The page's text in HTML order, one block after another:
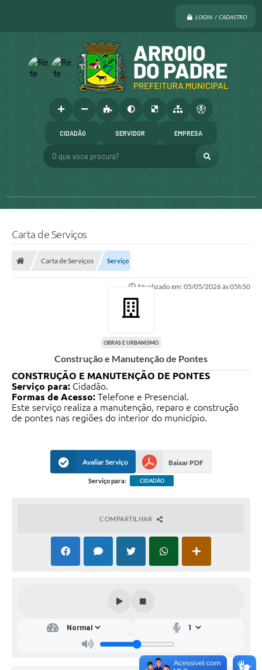
LOGIN / CADASTRO
O que voce procura?
CIDADÃO SERVIDOR EMPRESA
Carta de Serviços
Carta de Serviços Serviço
Atualizado em: 05/05/2026 às 05h50
OBRAS E URBANISMO
Construção e Manutenção de Pontes
CONSTRUÇÃO E MANUTENÇÃO DE PONTES
Serviço para: Cidadão.
Formas de Acesso: Telefone e Presencial.
Este serviço realiza a manutenção, reparo e construção
de pontes nas regiões do interior do município.
Avaliar Serviço Baixar PDF
Serviço para: CIDADÃO
COMPARTILHAR